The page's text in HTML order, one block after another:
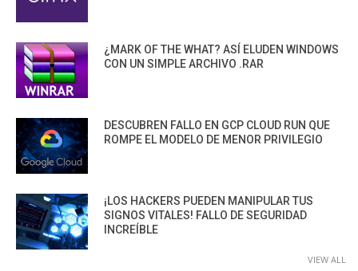
¿MARK OF THE WHAT? ASÍ ELUDEN WINDOWS
CON UN SIMPLE ARCHIVO .RAR
DESCUBREN FALLO EN GCP CLOUD RUN QUE
ROMPE EL MODELO DE MENOR PRIVILEGIO
¡LOS HACKERS PUEDEN MANIPULAR TUS
SIGNOS VITALES! FALLO DE SEGURIDAD
INCREÍBLE
VIEW ALL